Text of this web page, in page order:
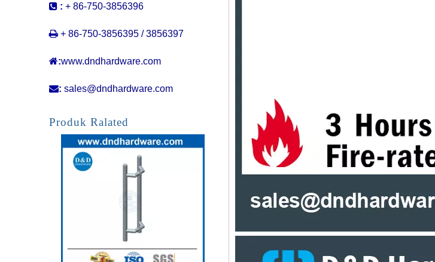
 : + 86-750-3856396
 + 86-750-3856395 / 3856397
:www.dndhardware.com
: sales@dndhardware.com
Produk Ralated